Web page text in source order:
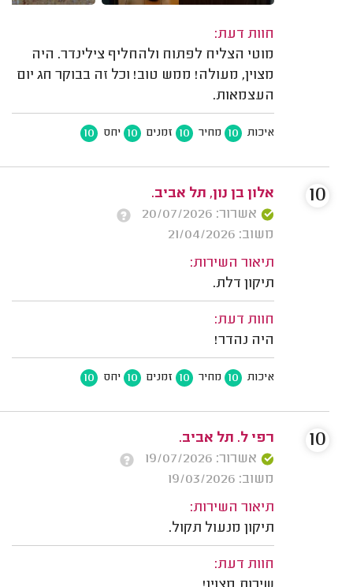
חוות דעת:
מוטי הצליח לפתוח ולהחליף צילינדר. היה
מצוין, מעולה! ממש טוב! וכל זה בבוקר חג יום
העצמאות.
איכות 10 מחיר 10 זמנים 10 יחס 10
אלון בן נון, תל אביב.
אשרור: 20/07/2026
משוב: 21/04/2026
תיאור השירות:
תיקון דלת.
חוות דעת:
היה נהדר!
איכות 10 מחיר 10 זמנים 10 יחס 10
10
רפי ל. תל אביב.
אשרור: 19/07/2026
משוב: 19/03/2026
תיאור השירות:
תיקון מנעול תקול.
חוות דעת:
10